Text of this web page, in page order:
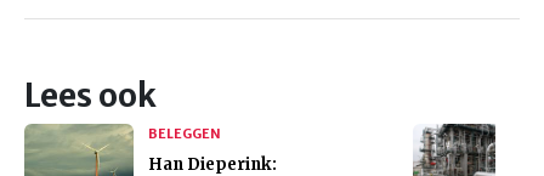
Lees ook
BELEGGEN
Han Dieperink: